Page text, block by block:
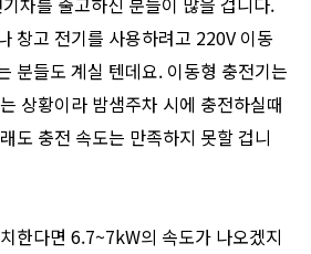
창고 전기를 사용하려고 220V 이동
분들도 계실 텐데요. 이동형 충전기는
상황이라 밤샘주차 시에 충전하실때
도 충전 속도는 만족하지 못할 겁니
한다면 6.7~7kW의 속도가 나오겠지